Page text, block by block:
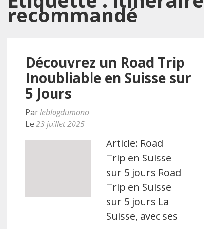
recommandé
Découvrez un Road Trip
Inoubliable en Suisse sur
5 Jours
Parleblogdumono
Le 23 juillet 2025
Article: Road
Trip en Suisse
sur 5 jours Road
Trip en Suisse
sur 5 jours La
Suisse, avec ses